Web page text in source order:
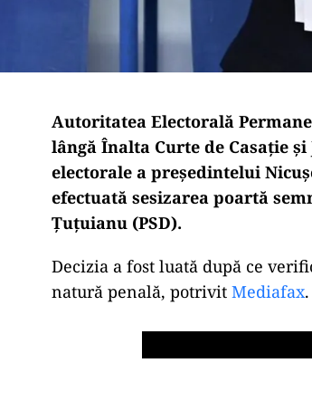
Autoritatea Electorală
lângă Înalta Curte de Casație
electorale a președintelui
efectuată sesizarea poartă
Țuțuianu (PSD).
Decizia a fost luată după ce
natură penală, potrivit Mediafax.